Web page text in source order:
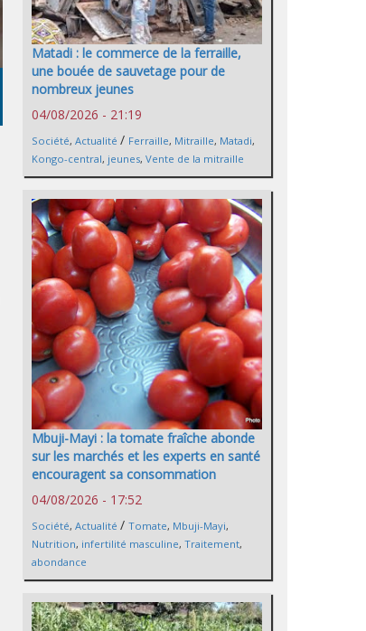
Matadi : le commerce de la ferraille,
une bouée de sauvetage pour de
nombreux jeunes
04/08/2026 - 21:19
Société, Actualité / Ferraille, Mitraille, Matadi,
Kongo-central, jeunes, Vente de la mitraille
Mbuji-Mayi : la tomate fraîche abonde
sur les marchés et les experts en santé
encouragent sa consommation
04/08/2026 - 17:52
Société, Actualité / Tomate, Mbuji-Mayi,
Nutrition, infertilité masculine, Traitement,
abondance